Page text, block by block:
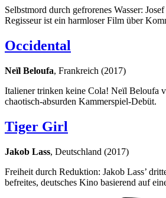
Selbstmord durch gefrorenes Wasser:
Regisseur ist ein harmloser Film über
Occidental
Neïl Beloufa, Frankreich (2017)
Italiener trinken keine Cola! Neïl Beloufa
chaotisch-absurden Kammerspiel-Debüt.
Tiger Girl
Jakob Lass, Deutschland (2017)
Freiheit durch Reduktion: Jakob Lass’
befreites, deutsches Kino basierend auf